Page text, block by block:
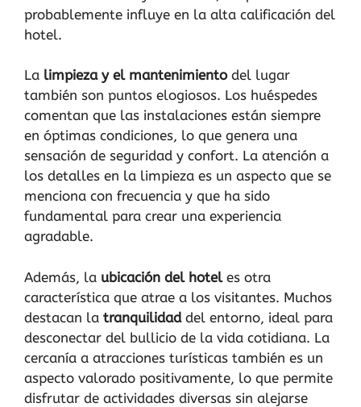
probablemente influye en la alta calificación del
hotel.
La limpieza y el mantenimientodel lugar
también son puntos elogiosos. Los huéspedes
comentan que las instalaciones están siempre
en óptimas condiciones, lo que genera una
sensación de seguridad y confort. La atención a
los detalles en la limpieza es un aspecto que se
menciona con frecuencia y que ha sido
fundamental para crear una experiencia
agradable.
Además, la ubicación del hoteles otra
característica que atrae a los visitantes. Muchos
destacan la tranquilidaddel entorno, ideal para
desconectar del bullicio de la vida cotidiana. La
cercanía a atracciones turísticas también es un
aspecto valorado positivamente, lo que permite
disfrutar de actividades diversas sin alejarse